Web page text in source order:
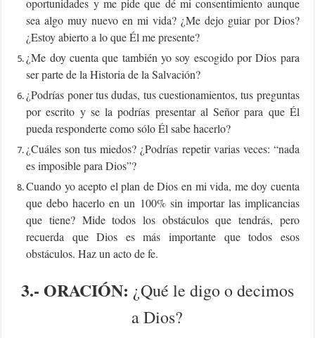
oportunidades y me pide que dé mi consentimiento aunque
sea algo muy nuevo en mi vida? ¿Me dejo guiar por Dios?
¿Estoy abierto a lo que Él me presente?
¿Me doy cuenta que también yo soy escogido por Dios para
ser parte de la Historia de la Salvación?
¿Podrías poner tus dudas, tus cuestionamientos, tus preguntas
por escrito y se la podrías presentar al Señor para que Él
pueda responderte como sólo Él sabe hacerlo?
¿Cuáles son tus miedos? ¿Podrías repetir varias veces: “nada
es imposible para Dios”?
Cuando yo acepto el plan de Dios en mi vida, me doy cuenta
que debo hacerlo en un 100% sin importar las implicancias
que tiene? Mide todos los obstáculos que tendrás, pero
recuerda que Dios es más importante que todos esos
obstáculos. Haz un acto de fe.
3.- ORACIÓN: ¿Qué le digo o decimos
a Dios?